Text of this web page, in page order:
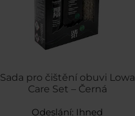
Sada pro čištění obuvi Lowa
Care Set – Černá
Odeslání: Ihned